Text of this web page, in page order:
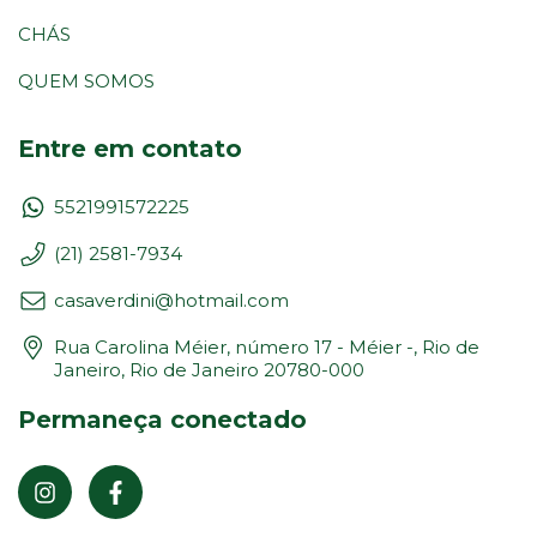
CHÁS
QUEM SOMOS
Entre em contato
5521991572225
(21) 2581-7934
casaverdini@hotmail.com
Rua Carolina Méier, número 17 - Méier -, Rio de
Janeiro, Rio de Janeiro 20780-000
Permaneça conectado